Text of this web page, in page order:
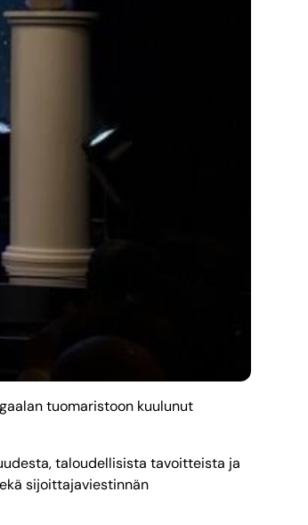
tuomaristoon kuulunut
taloudellisista tavoitteista ja
sijoittajaviestinnän